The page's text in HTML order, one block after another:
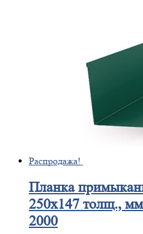
Распродажа!
Планка
250х147 толщ.,
2000